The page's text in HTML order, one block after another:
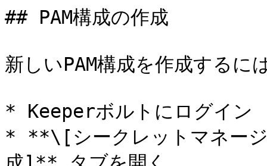
## PAM構成の作成
新しいPAM構成を作成するに
* Keeperボルトにログイン
* **\[シークレットマネー